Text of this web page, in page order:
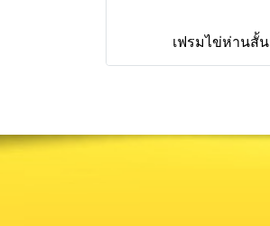
เฟรมไข่ห่านสั้น